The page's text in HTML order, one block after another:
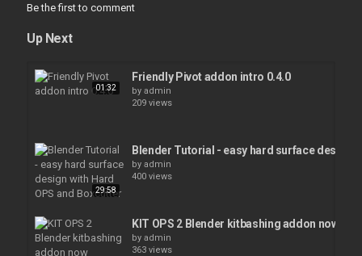
Be the first to comment
Up Next
01:32
Friendly Pivot addon intro 0.4.0
by admin
209 views
29:58
Blender Tutorial - easy hard surface design
by admin
400 views
KIT OPS 2 Blender kitbashing addon now
by admin
363 views